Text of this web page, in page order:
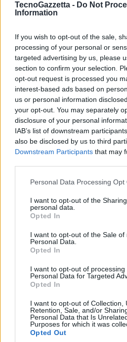
TecnoGazzetta - Do Not
Information
If you wish to opt-out of the sale,
processing of your personal or
targeted advertising by us, please
section to confirm your selection.
opt-out request is processed you
interest-based ads based on
us or personal information
your opt-out. You may separately
disclosure of your personal
IAB’s list of downstream
also be disclosed by us to third
Downstream Participants that may
Personal Data Processing Opt
I want to opt-out of the
personal data.
Opted In
I want to opt-out of the Sale of
Personal Data.
Opted In
I want to opt-out of processing
Personal Data for Targeted
Opted In
I want to opt-out of Collection,
Retention, Sale, and/or
Personal Data that Is
Purposes for which it was
Opted Out
dettagliato, la dinamica e la
Perfetta per gli amanti della
SR200 MKIIIsaràdisponibile presso
prezzo di vendita consigliato di799,-
IN OFFERTA SU AMAZON.IT
brand Block , in Italia è distribuito da
Condividi questo articolo:
Stampa
Vuoi ricevere gli aggiornamenti
Inserisci nome ed indirizzo E-Mail:
Acconsento al trattamento dei dati